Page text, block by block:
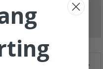
TOT 70%